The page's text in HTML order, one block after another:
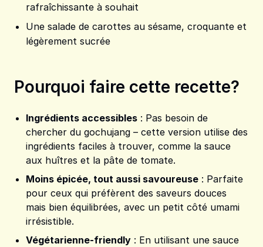
rafraîchissante à souhait
Une salade de carottes au sésame, croquante et
légèrement sucrée
Pourquoi faire cette recette?
Ingrédients accessibles : Pas besoin de
chercher du gochujang – cette version utilise des
ingrédients faciles à trouver, comme la sauce
aux huîtres et la pâte de tomate.
Moins épicée, tout aussi savoureuse : Parfaite
pour ceux qui préfèrent des saveurs douces
mais bien équilibrées, avec un petit côté umami
irrésistible.
Végétarienne-friendly : En utilisant une sauce